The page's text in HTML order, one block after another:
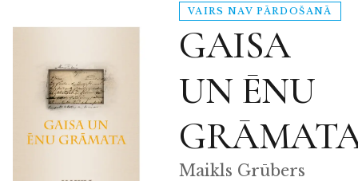
VAIRS NAV PĀRDOŠANĀ
GAISA
UN ĒNU
Maikls Grūbers